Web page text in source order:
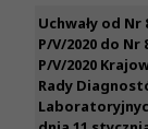
Uchwały od Nr
P/V/2020 do Nr
P/V/2020
Rady